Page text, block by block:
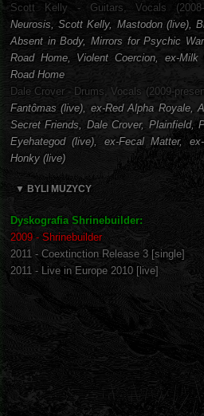
Scott Kelly - Guitars, Vocals
Neurosis, Scott Kelly, Mastodon (live),
Absent in Body, Mirrors for Psychic
Road Home, Violent Coercion, ex-
Road Home
Dale Crover - Drums, Vocals (2009-
Fantômas (live), ex-Red Alpha Royale,
Secret Friends, Dale Crover, Plainfield,
Eyehategod (live), ex-Fecal Matter,
Honky (live)
▼ BYLI MUZYCY
Dyskografia Shrinebuilder:
2009 - Shrinebuilder
2011 - Coextinction Release 3 [single]
2011 - Live in Europe 2010 [live]